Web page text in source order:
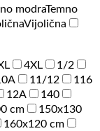
modraTemno
Vijolična
4XL
1/2
11/12
116
12A
140
cm
150x130
160x120 cm